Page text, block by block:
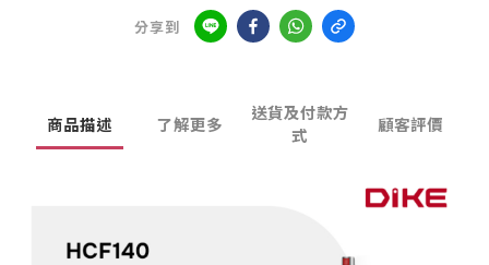
分享到
商品描述 了解更多
送貨及付款方
式
顧客評價